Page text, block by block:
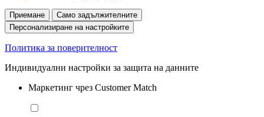
Приемане
Само задължителните
Персонализиране на настройките
Политика за поверителност
Индивидуални настройки за защита на данните
Маркетинг чрез Customer Match